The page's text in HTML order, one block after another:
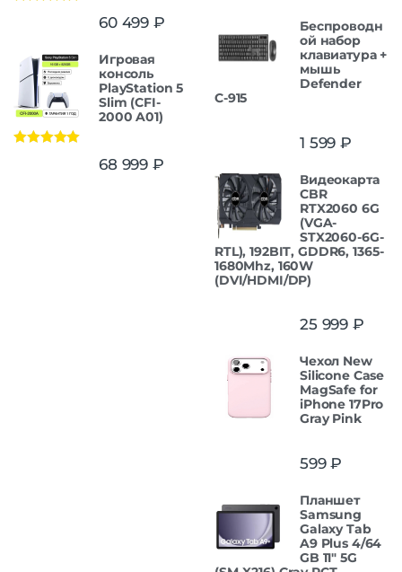
60 499 ₽
Игровая
консоль
PlayStation 5
Slim (CFI-
2000 A01)
68 999 ₽
Беспроводн
ой набор
клавиатура +
мышь
Defender
С-915
1 599 ₽
Видеокарта
CBR
RTX2060 6G
(VGA-
STX2060-6G-
RTL), 192BIT, GDDR6, 1365-
1680Mhz, 160W
(DVI/HDMI/DP)
25 999 ₽
Чехол New
Silicone Case
MagSafe for
iPhone 17Pro
Gray Pink
599₽
Планшет
Samsung
Galaxy Tab
A9 Plus 4/64
GB 11" 5G